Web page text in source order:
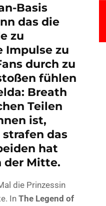
Basis
das die
zu
Impulse zu
durch zu
fühlen
Breath
Teilen
ist,
das
hat
der Mitte.
die Prinzessin
In The Legend of